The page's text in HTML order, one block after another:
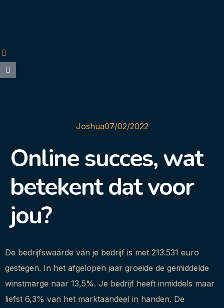
Joshua07/02/2022
Online succes, wat
betekent dat voor
jou?
De bedrijfswaarde van je bedrijf is met 213.531 euro
gestegen. In het afgelopen jaar groeide de gemiddelde
winstmarge naar 13,5%. Je bedrijf heeft inmiddels maar
liefst 6,3% van het marktaandeel in handen. De